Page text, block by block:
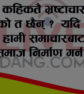
सडक दुर्घटनामा
महिलालाई कुमारी
लाख रुपैयाँ बीमा